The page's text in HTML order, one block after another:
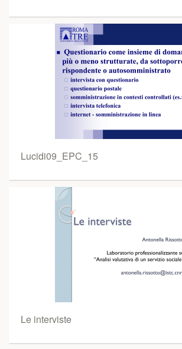
Lucidi09_EPC_15
Le interviste